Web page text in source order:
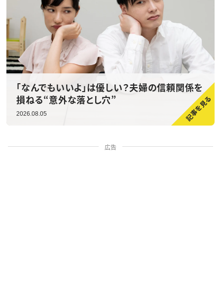
「なんでもいいよ」は優しい？夫婦の信頼関係を
損ねる“意外な落とし穴”
2026.08.05
広告